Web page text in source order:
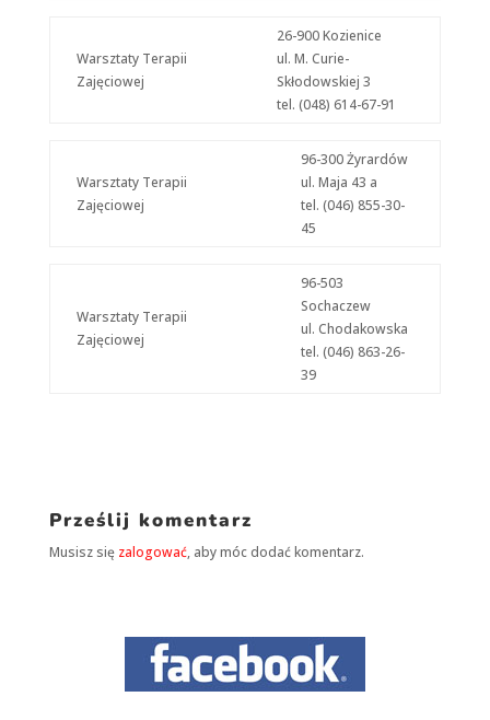
Warsztaty Terapii
Zajęciowej
26-900 Kozienice
ul. M. Curie-
Skłodowskiej 3
tel. (048) 614-67-91
Warsztaty Terapii
Zajęciowej
96-300 Żyrardów
ul. Maja 43 a
tel. (046) 855-30-
45
Warsztaty Terapii
Zajęciowej
96-503
Sochaczew
ul. Chodakowska
tel. (046) 863-26-
39
Prześlij komentarz
Musisz się zalogować, aby móc dodać komentarz.